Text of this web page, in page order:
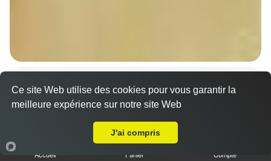
Dès7.00 €
Accueil Panier Compte
Ce site Web utilise des cookies pour vous garantir la
meilleure expérience sur notre site Web
J'ai compris